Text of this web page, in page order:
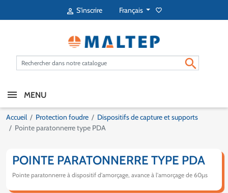
 S'inscrire Français favorite_border

MENU
Accueil Protection foudre
Dispositifs de capture et supports
Pointe paratonnerre type PDA
POINTE PARATONNERRE TYPE PDA
Pointe paratonnerre à dispositif d'amorçage, avance à l'amorçage de 60µs